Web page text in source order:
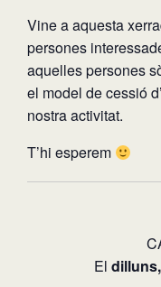
Vine a aquesta
persones
aquelles persones
el model de cessió
nostra activitat.
T’hi esperem
El